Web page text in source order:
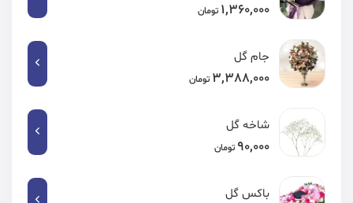
1,360,000 تومان
جام گل
3,388,000 تومان
شاخه گل
90,000 تومان
باکس گل